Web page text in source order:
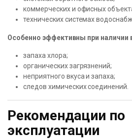
коммерческих и офисных
технических системах
Особенно эффективны при наличии
запаха хлора;
органических загрязнений;
неприятного вкуса и запаха;
следов химических соединений.
Рекомендации по
эксплуатации